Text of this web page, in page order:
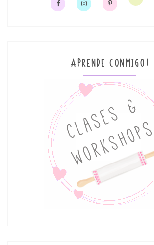
APRENDE CONMIGO!